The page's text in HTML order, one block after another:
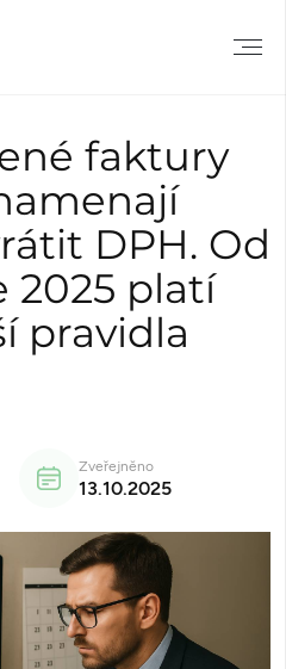
faktury
DPH. Od
2025 platí
pravidla
Zveřejněno
13.10.2025